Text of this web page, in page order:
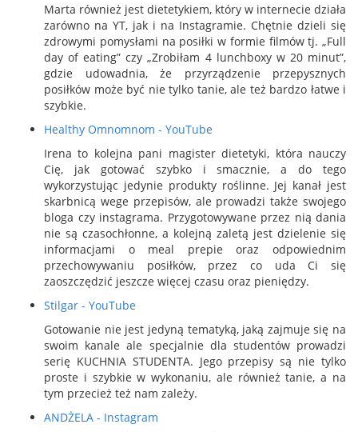
Marta również jest dietetykiem, który w internecie działa
zarówno na YT, jak i na Instagramie. Chętnie dzieli się
zdrowymi pomysłami na posiłki w formie filmów tj. „Full
day of eating” czy „Zrobiłam 4 lunchboxy w 20 minut”,
gdzie udowadnia, że przyrządzenie przepysznych
posiłków może być nie tylko tanie, ale też bardzo łatwe i
szybkie.
Healthy Omnomnom - YouTube
Irena to kolejna pani magister dietetyki, która nauczy
Cię, jak gotować szybko i smacznie, a do tego
wykorzystując jedynie produkty roślinne. Jej kanał jest
skarbnicą wege przepisów, ale prowadzi także swojego
bloga czy instagrama. Przygotowywane przez nią dania
nie są czasochłonne, a kolejną zaletą jest dzielenie się
informacjami o meal prepie oraz odpowiednim
przechowywaniu posiłków, przez co uda Ci się
zaoszczędzić jeszcze więcej czasu oraz pieniędzy.
Stilgar - YouTube
Gotowanie nie jest jedyną tematyką, jaką zajmuje się na
swoim kanale ale specjalnie dla studentów prowadzi
serię KUCHNIA STUDENTA. Jego przepisy są nie tylko
proste i szybkie w wykonaniu, ale również tanie, a na
tym przecież też nam zależy.
ANDŻELA - Instagram